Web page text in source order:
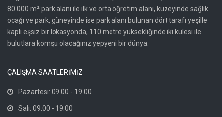
80.000 m² park alanı ile ilk ve orta öğretim alanı, kuzeyinde sağlık
ocağı ve park, güneyinde ise park alanı bulunan dört tarafı yeşille
kaplı eşsiz bir lokasyonda, 110 metre yüksekliğinde iki kulesi ile
bulutlara komşu olacağınız yepyeni bir dünya.
ÇALIŞMA SAATLERİMİZ
Pazartesi: 09.00 - 19.00
Salı: 09.00 - 19.00